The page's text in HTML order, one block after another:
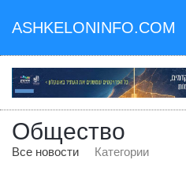
ASHKELONINFO.COM
Общество
Все новости Категории